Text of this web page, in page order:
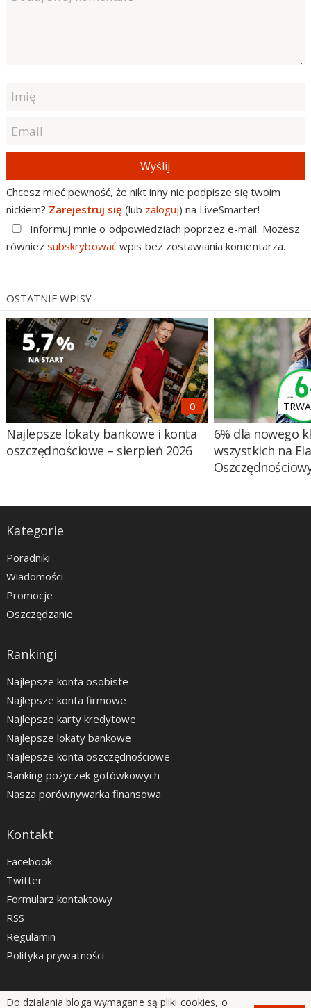
Wyślij
Chcesz mieć pewność, że nikt inny nie podpisze się twoim
nickiem? Zarejestruj się (lub zaloguj) na LiveSmarter!
Informuj mnie o odpowiedziach poprzez e-mail. Możesz
również subskrybowaćwpis bez zostawiania komentarza.
OSTATNIE WPISY
Najlepsze lokaty bankowe i konta
oszczędnościowe – sierpień 2026
6% dla nowego
wszystkich na
Kategorie
Poradniki
Wiadomości
Promocje
Oszczędzanie
Rankingi
Najlepsze konta osobiste
Najlepsze konta firmowe
Najlepsze karty kredytowe
Najlepsze lokaty bankowe
Najlepsze konta oszczędnościowe
Ranking pożyczek gotówkowych
Nasza porównywarka finansowa
Kontakt
Facebook
Twitter
Formularz kontaktowy
RSS
Regulamin
Polityka prywatności
Do działania bloga wymagane są pliki cookies, o